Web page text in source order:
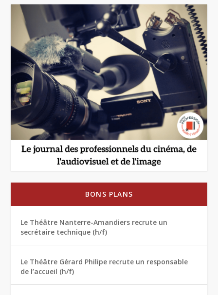
BONS PLANS
Le Théâtre Nanterre-Amandiers recrute un
secrétaire technique (h/f)
Le Théâtre Gérard Philipe recrute un responsable
de l’accueil (h/f)